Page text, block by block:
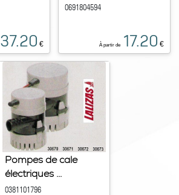
37.20 €
0691804594
À partir de 17.20 €
Pompes de cale
électriques ...
0381101796